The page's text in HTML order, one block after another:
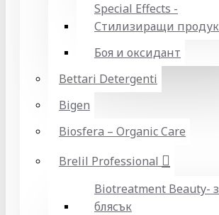
Special Effects -
Стилизиращи
Боя и оксидант
Bettari Detergenti
Bigen
Biosfera – Organic Care
Brelil Professional
Biotreatment Beauty-
блясък